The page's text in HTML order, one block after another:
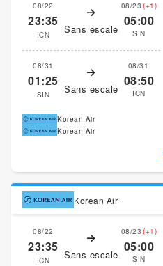
08/22
23:35
ICN Sans escale
08/23 (+1)
05:00
SIN
08/31
01:25
SIN Sans escale
08/31
08:50
ICN
Korean Air
Korean Air
Korean Air
08/22
23:35
ICN Sans escale
08/23 (+1)
05:00
SIN